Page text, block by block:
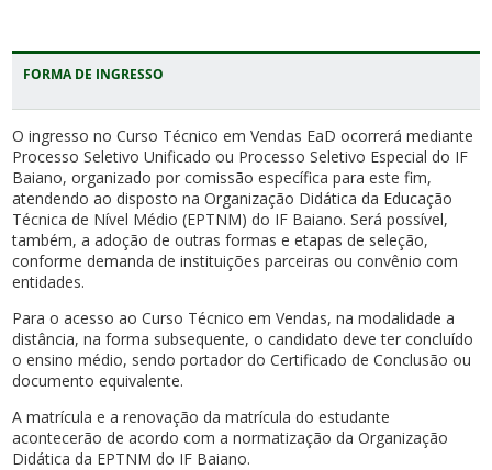
FORMA DE INGRESSO
O ingresso no Curso Técnico em Vendas EaD ocorrerá mediante
Processo Seletivo Unificado ou Processo Seletivo Especial do IF
Baiano, organizado por comissão específica para este fim,
atendendo ao disposto na Organização Didática da Educação
Técnica de Nível Médio (EPTNM) do IF Baiano. Será possível,
também, a adoção de outras formas e etapas de seleção,
conforme demanda de instituições parceiras ou convênio com
entidades.
Para o acesso ao Curso Técnico em Vendas, na modalidade a
distância, na forma subsequente, o candidato deve ter concluído
o ensino médio, sendo portador do Certificado de Conclusão ou
documento equivalente.
A matrícula e a renovação da matrícula do estudante
acontecerão de acordo com a normatização da Organização
Didática da EPTNM do IF Baiano.